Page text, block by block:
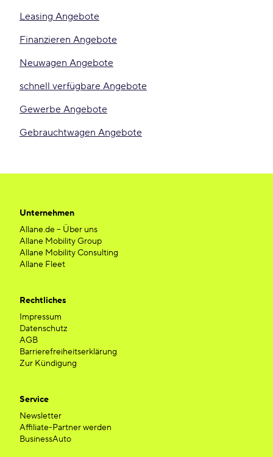
Leasing Angebote
Finanzieren Angebote
Neuwagen Angebote
schnell verfügbare Angebote
Gewerbe Angebote
Gebrauchtwagen Angebote
Unternehmen
Allane.de – Über uns
Allane Mobility Group
Allane Mobility Consulting
Allane Fleet
Rechtliches
Impressum
Datenschutz
AGB
Barrierefreiheitserklärung
Zur Kündigung
Service
Newsletter
Affiliate-Partner werden
BusinessAuto